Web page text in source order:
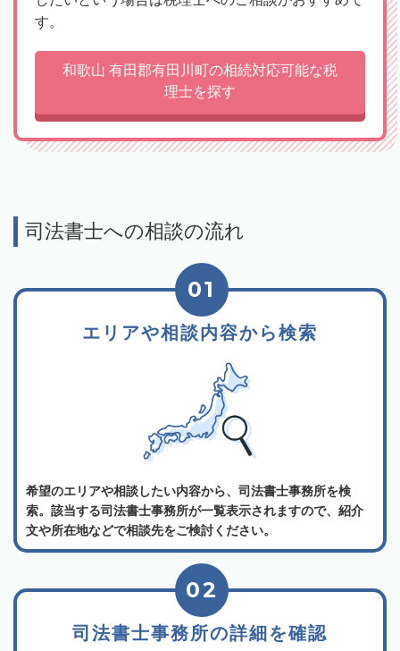
す。
和歌山 有田郡有田川町の相続対応可能な税
理士を探す
司法書士への相談の流れ
エリアや相談内容から検索
01
希望のエリアや相談したい内容から、司法書士事務所を検
索。該当する司法書士事務所が一覧表示されますので、紹介
文や所在地などで相談先をご検討ください。
司法書士事務所の詳細を確認
02